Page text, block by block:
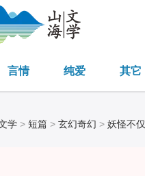
言情 纯爱 其它
学 > 短篇 > 玄幻奇幻 > 妖怪不